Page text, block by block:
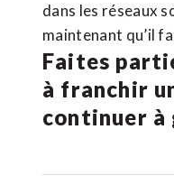
dans les réseaux
maintenant qu’il
Faites
à franchir
continuer à